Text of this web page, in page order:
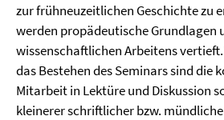
zur frühneuzeitlichen Geschichte zu
werden propädeutische Grundlagen
wissenschaftlichen Arbeitens
das Bestehen des Seminars sind die
Mitarbeit in Lektüre und Diskussion
kleinerer schriftlicher bzw.